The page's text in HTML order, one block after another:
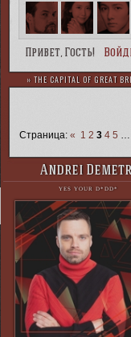
Привет, Гость!
» THE CAPITAL OF GREAT
Страница: « 1 2 3 4 5
Andrei
YES YOUR D*DD*